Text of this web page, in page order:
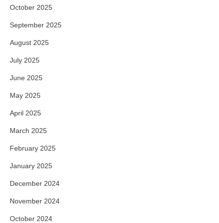
October 2025
September 2025
August 2025
July 2025
June 2025
May 2025
April 2025
March 2025
February 2025
January 2025
December 2024
November 2024
October 2024